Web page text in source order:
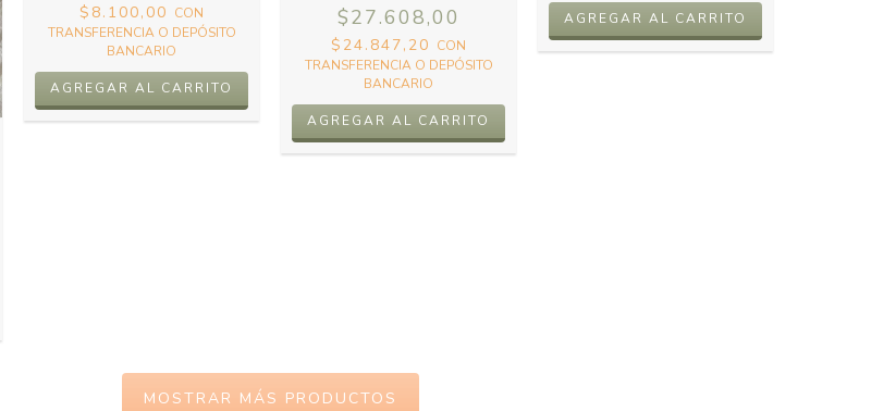
$8.100,00 CON
TRANSFERENCIA O DEPÓSITO
BANCARIO
AGREGAR AL CARRITO
$27.608,00
$24.847,20 CON
TRANSFERENCIA O DEPÓSITO
BANCARIO
AGREGAR AL CARRITO
MOSTRAR MÁS PRODUCTOS